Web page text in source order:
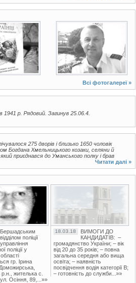
2 фото
Всі фотогалереї »
1941 р. Рядовий. Загинув 25.06.4.
275 дворів і близько 1650 чоловік
Богдана Хмельницького козаки, селяни й
приєднався до Уманського полку і брав
Читати далі »
Бершадським
відділом поліції
поліції у
гр. Ірина
Доможирська,
жителька с.
Осіння, 89,...»»
18.03.18
ВИМОГИ ДО
КАНДИДАТІВ: –
громадянство України; – вік
від 20 до 35 років; – повна
загальна середня або вища
освіта; – наявність
посвідчення водія категорії В;
– готовність до служби...»»